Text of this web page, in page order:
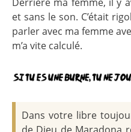
et sans le son. C’était
parler avec ma femme
m’a vite calculé.
Dans votre libre